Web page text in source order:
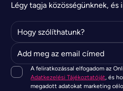
Légy tagja közösségünknek,
A feliratkozással elfogadom az
Adatkezelési Tájékoztatóját, és
megadott adatokat marketing